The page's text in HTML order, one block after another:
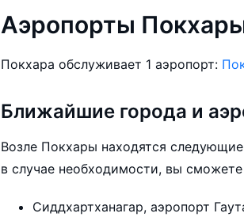
Аэропорты
Покхара обслуживает 1 аэропорт:
Ближайшие города и
Возле Покхары находятся
в случае необходимости, вы